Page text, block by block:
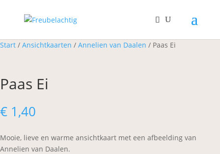
Start / Ansichtkaarten / Annelien van Daalen / Paas Ei
Paas Ei
€ 1,40
Mooie, lieve en warme ansichtkaart met een afbeelding van
Annelien van Daalen.